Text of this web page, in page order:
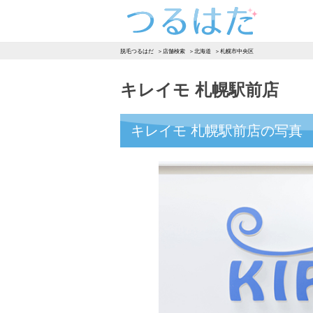
脱毛つるはだ 店舗検索 北海道 札幌市中央区
キレイモ 札幌駅前店
キレイモ 札幌駅前店の写真